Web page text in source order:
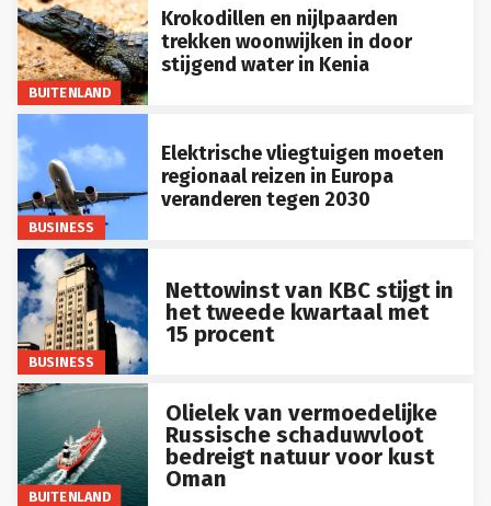
BUITENLAND
Krokodillen en nijlpaarden
trekken woonwijken in door
stijgend water in Kenia
BUSINESS
Elektrische vliegtuigen moeten
regionaal reizen in Europa
veranderen tegen 2030
BUSINESS
Nettowinst van KBC stijgt in
het tweede kwartaal met
15 procent
BUITENLAND
Olielek van vermoedelijke
Russische schaduwvloot
bedreigt natuur voor kust
Oman